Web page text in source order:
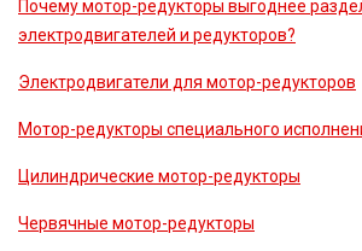
Почему мотор-редукторы выгоднее
электродвигателей и редукторов?
Электродвигатели для мотор-редукторов
Мотор-редукторы специального
Цилиндрические мотор-редукторы
Червячные мотор-редукторы